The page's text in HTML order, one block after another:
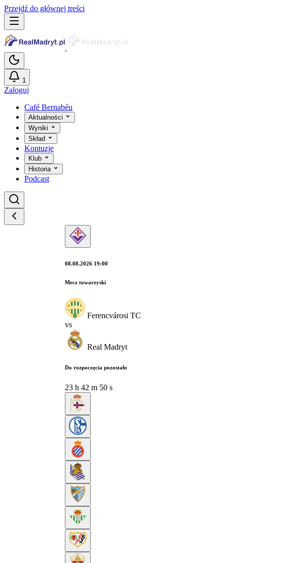
Przejdź do głównej treści
1
Zaloguj
Café Bernabéu
Aktualności
Wyniki
Skład
Kontuzje
Klub
Historia
Podcast
08.08.2026 19:00
Mecz towarzyski
Ferencvárosi TC
vs
Real Madryt
Do rozpoczęcia pozostało
23 h 42 m 49 s